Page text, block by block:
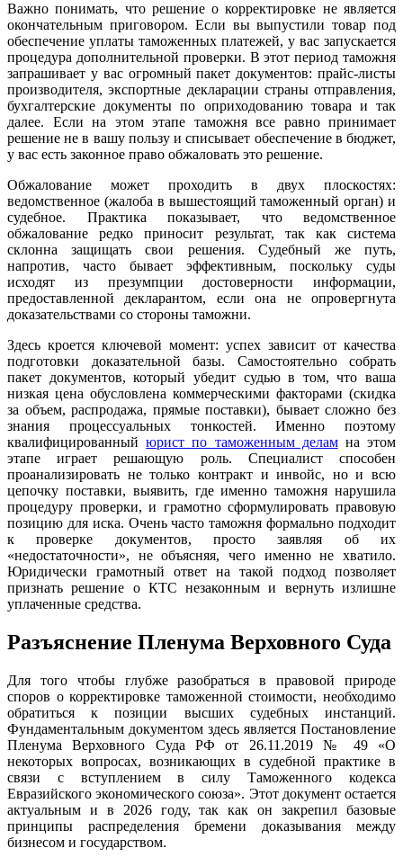
Важно понимать, что решение о корректировке не является
окончательным приговором. Если вы выпустили товар под
обеспечение уплаты таможенных платежей, у вас запускается
процедура дополнительной проверки. В этот период таможня
запрашивает у вас огромный пакет документов: прайс-листы
производителя, экспортные декларации страны отправления,
бухгалтерские документы по оприходованию товара и так
далее. Если на этом этапе таможня все равно принимает
решение не в вашу пользу и списывает обеспечение в бюджет,
у вас есть законное право обжаловать это решение.
Обжалование может проходить в двух плоскостях:
ведомственное (жалоба в вышестоящий таможенный орган) и
судебное. Практика показывает, что ведомственное
обжалование редко приносит результат, так как система
склонна защищать свои решения. Судебный же путь,
напротив, часто бывает эффективным, поскольку суды
исходят из презумпции достоверности информации,
предоставленной декларантом, если она не опровергнута
доказательствами со стороны таможни.
Здесь кроется ключевой момент: успех зависит от качества
подготовки доказательной базы. Самостоятельно собрать
пакет документов, который убедит судью в том, что ваша
низкая цена обусловлена коммерческими факторами (скидка
за объем, распродажа, прямые поставки), бывает сложно без
знания процессуальных тонкостей. Именно поэтому
квалифицированныйюрист по таможенным деламна этом
этапе играет решающую роль. Специалист способен
проанализировать не только контракт и инвойс, но и всю
цепочку поставки, выявить, где именно таможня нарушила
процедуру проверки, и грамотно сформулировать правовую
позицию для иска. Очень часто таможня формально подходит
к проверке документов, просто заявляя об их
«недостаточности», не объясняя, чего именно не хватило.
Юридически грамотный ответ на такой подход позволяет
признать решение о КТС незаконным и вернуть излишне
уплаченные средства.
Разъяснение Пленума Верховного Суда
Для того чтобы глубже разобраться в правовой природе
споров о корректировке таможенной стоимости, необходимо
обратиться к позиции высших судебных инстанций.
Фундаментальным документом здесь является Постановление
Пленума Верховного Суда РФ от 26.11.2019 № 49 «О
некоторых вопросах, возникающих в судебной практике в
связи с вступлением в силу Таможенного кодекса
Евразийского экономического союза». Этот документ остается
актуальным и в 2026 году, так как он закрепил базовые
принципы распределения бремени доказывания между
бизнесом и государством.